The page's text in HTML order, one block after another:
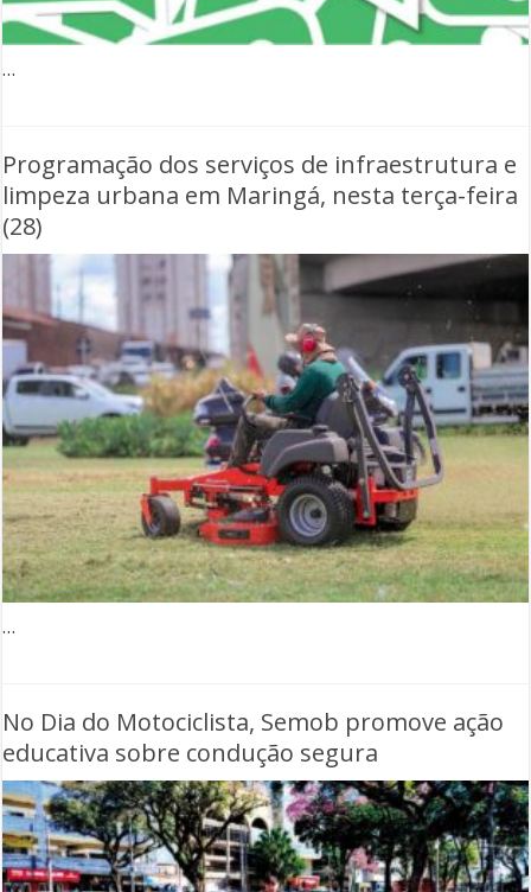
…
Programação dos serviços de infraestrutura e
limpeza urbana em Maringá, nesta terça-feira
(28)
…
No Dia do Motociclista, Semob promove ação
educativa sobre condução segura